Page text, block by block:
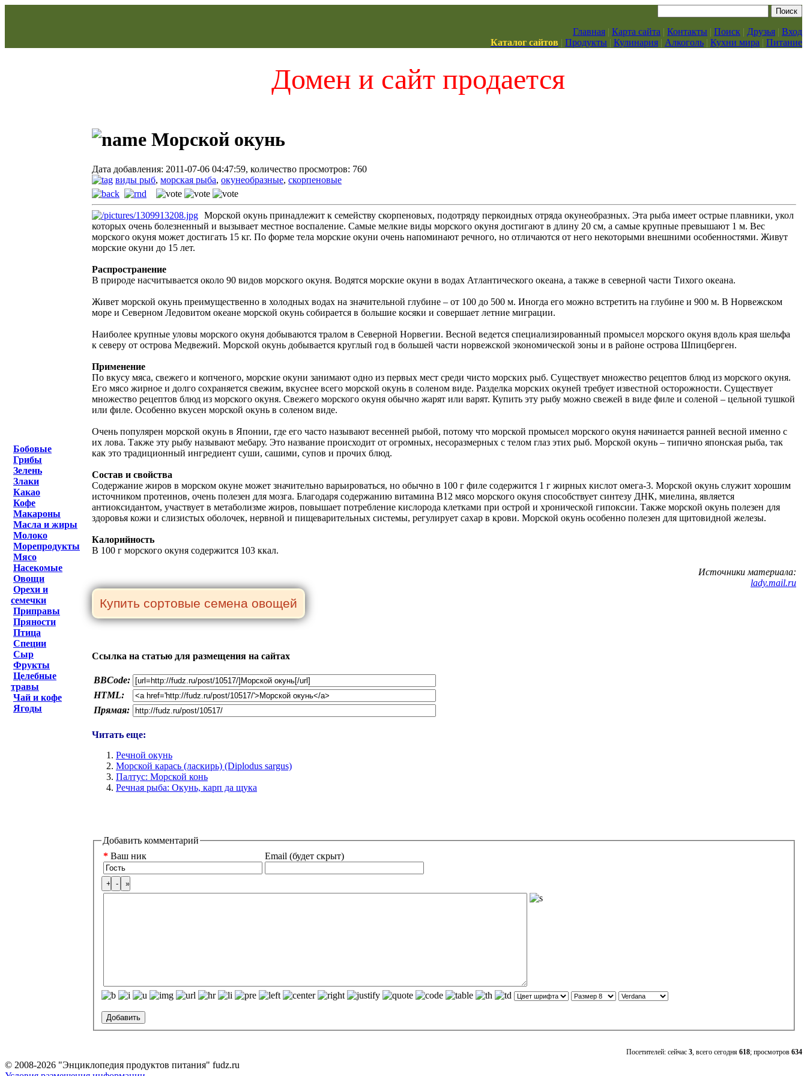
Главная | Карта сайта | Контакты | Поиск | Друзья | Вход
Каталог сайтов | Продукты | Кулинария | Алкоголь | Кухни мира | Питание
Домен и сайт продается
Бобовые
Грибы
Зелень
Злаки
Какао
Кофе
Макароны
Масла и жиры
Молоко
Морепродукты
Мясо
Насекомые
Овощи
Орехи и
семечки
Приправы
Пряности
Птица
Специи
Сыр
Фрукты
Целебные
травы
Чай и кофе
Ягоды
Морской окунь
Дата добавления: 2011-07-06 04:47:59, количество просмотров: 760
виды рыб, морская рыба, окунеобразные, скорпеновые
Морской окунь принадлежит к семейству скорпеновых, подотряду перкоидных отряда окунеобразных. Эта рыба имеет острые плавники, укол
которых очень болезненный и вызывает местное воспаление. Самые мелкие виды морского окуня достигают в длину 20 см, а самые крупные превышают 1 м. Вес
морского окуня может достигать 15 кг. По форме тела морские окуни очень напоминают речного, но отличаются от него некоторыми внешними особенностями. Живут
морские окуни до 15 лет.
Распространение
В природе насчитывается около 90 видов морского окуня. Водятся морские окуни в водах Атлантического океана, а также в северной части Тихого океана.
Живет морской окунь преимущественно в холодных водах на значительной глубине – от 100 до 500 м. Иногда его можно встретить на глубине и 900 м. В Норвежском
море и Северном Ледовитом океане морской окунь собирается в большие косяки и совершает летние миграции.
Наиболее крупные уловы морского окуня добываются тралом в Северной Норвегии. Весной ведется специализированный промысел морского окуня вдоль края шельфа
к северу от острова Медвежий. Морской окунь добывается круглый год в большей части норвежской экономической зоны и в районе острова Шпицберген.
Применение
По вкусу мяса, свежего и копченого, морские окуни занимают одно из первых мест среди чисто морских рыб. Существует множество рецептов блюд из морского окуня.
Его мясо жирное и долго сохраняется свежим, вкуснее всего морской окунь в соленом виде. Разделка морских окуней требует известной осторожности. Существует
множество рецептов блюд из морского окуня. Свежего морского окуня обычно жарят или варят. Купить эту рыбу можно свежей в виде филе и соленой – цельной тушкой
или филе. Особенно вкусен морской окунь в соленом виде.
Очень популярен морской окунь в Японии, где его часто называют весенней рыбой, потому что морской промысел морского окуня начинается ранней весной именно с
их лова. Также эту рыбу называют мебару. Это название происходит от огромных, несоразмерных с телом глаз этих рыб. Морской окунь – типично японская рыба, так
как это традиционный ингредиент суши, сашими, супов и прочих блюд.
Состав и свойства
Содержание жиров в морском окуне может значительно варьироваться, но обычно в 100 г филе содержится 1 г жирных кислот омега-3. Морской окунь служит хорошим
источником протеинов, очень полезен для мозга. Благодаря содержанию витамина B12 мясо морского окуня способствует синтезу ДНК, миелина, является
антиоксидантом, участвует в метаболизме жиров, повышает потребление кислорода клетками при острой и хронической гипоксии. Также морской окунь полезен для
здоровья кожи и слизистых оболочек, нервной и пищеварительных системы, регулирует сахар в крови. Морской окунь особенно полезен для щитовидной железы.
Калорийность
В 100 г морского окуня содержится 103 ккал.
Источники материала:
lady.mail.ru
Ссылка на статью для размещения на сайтах
BBCode:
HTML:
Прямая:
Читать еще:
Речной окунь
Морской карась (ласкирь) (Diplodus sargus)
Палтус: Морской конь
Речная рыба: Окунь, карп да щука
Добавить комментарий
* Ваш ник Email (будет скрыт)
Посетителей: сейчас 3, всего сегодня 618; просмотров 634
© 2008-2026 "Энциклопедия продуктов питания" fudz.ru